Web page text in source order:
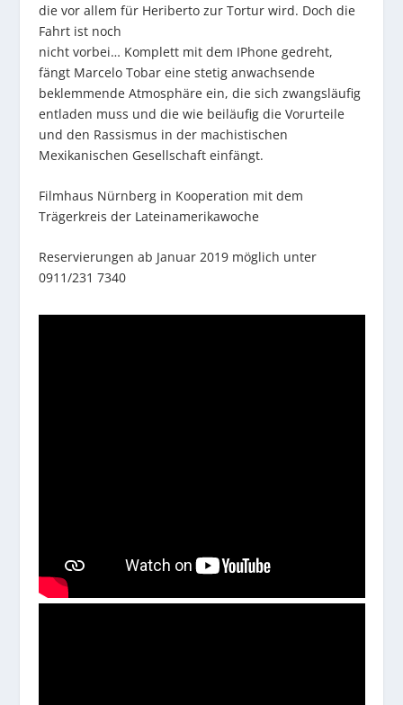
die vor allem für Heriberto zur Tortur wird. Doch die
Fahrt ist noch
nicht vorbei… Komplett mit dem IPhone gedreht,
fängt Marcelo Tobar eine stetig anwachsende
beklemmende Atmosphäre ein, die sich zwangsläufig
entladen muss und die wie beiläufig die Vorurteile
und den Rassismus in der machistischen
Mexikanischen Gesellschaft einfängt.
Filmhaus Nürnberg in Kooperation mit dem
Trägerkreis der Lateinamerikawoche
Reservierungen ab Januar 2019 möglich unter
0911/231 7340